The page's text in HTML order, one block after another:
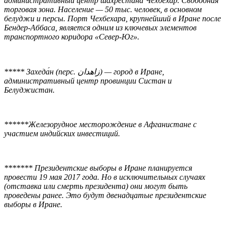
торговая зона. Население — 50 тыс. человек, в основном
белуджи и персы. Порт Чехбехара, крупнейший в Иране после
Бендер-Аббаса, является одним из ключевых элементов
транспортного коридора «Север-Юг».
***** Захеда́н (перс. زاهدان‎) — город в Иране,
административный центр провинции Систан и
Белуджистан.
******Железорудное месторождение в Афганистане с
участием индийских инвестиций.
******* Президентские выборы в Иране планируется
провести 19 мая 2017 года. Но в исключительных случаях
(отставка или смерть президента) они могут быть
проведены ранее. Это будут двенадцатые президентские
выборы в Иране.